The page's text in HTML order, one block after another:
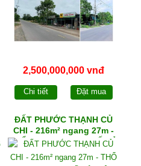
2,500,000,000 vnđ
Chi tiết Đặt mua
ĐẤT PHƯỚC THẠNH CỦ
CHI - 216m² ngang 27m -
THỔ CƯ 147m² - qh ĐẤT Ở
HIỆN HỮU